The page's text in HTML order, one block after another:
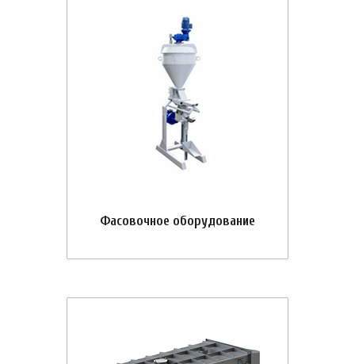
Фасовочное оборудование